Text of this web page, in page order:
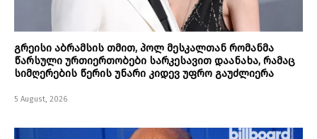
გრეისი აბრამსის თმით, პოლ მესკალთან რომანმა
წარსული ურთიერთობები სარკესავით დაანახა, რამაც
სიმღერების წერის უნარი კიდევ უფრო გაუძლიერა
5 August, 2026